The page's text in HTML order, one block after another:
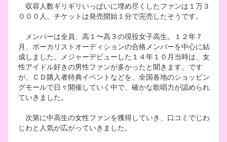
収容人数ギリギリいっぱいに埋め尽くしたファンは１万３
０００人。チケットは発売開始１分で完売したそうです。
メンバーは全員、高１〜高３の現役女子高生。１２年７
月、ボーカリストオーディションの合格メンバーを中心に結
成しました。メジャーデビューした１４年１０月当時は、女
性アイドル好きの男性ファンが多かったと聞きます。です
が、ＣＤ購入者特典イベントなどを、全国各地のショッピン
グモールで日々開催していく中で、確かな歌唱力が認められ
ていきました。
次第に中高生の女性ファンを獲得していき、口コミでじわ
じわと人気が広がっていきました。